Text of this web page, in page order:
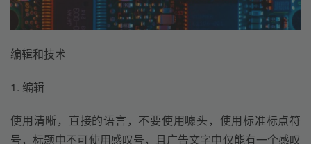
编辑和技术
1. 编辑
使用清晰，直接的语言，不要使用噱头，使用标准标点符
号，标题中不可使用感叹号，且广告文字中仅能有一个感叹